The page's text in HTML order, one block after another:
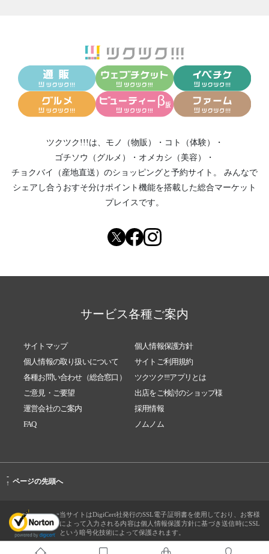
ツクツク!!!は、 モノ（物販） ・ コト（体験）
・
ゴチソウ（グルメ）
・ オメカシ（美容）
・
チョクバイ（産地直送） のショッピングと予約サイト。
みんなで
シェアし合う おすそ分けポイント機能を搭載した総合マーケット
プレイスです。
サービス各種ご案内
サイトマップ
個人情報保護方針
個人情報の取り扱いについて
サイトご利用規約
各種お問い合わせ（総合窓口）
ツクツク!!!アプリとは
ご意見・ご要望
出店をご検討のショップ様
運営会社のご案内
採用情報
FAQ
ノムノム
-
↑ ページの先頭へ
当サイトはDigiCert社発行のSSL電子証明書を使用しており、お客様
によって入力される内容は個人情報保護方針に基づき送信時にSSL
という暗号化技術によって保護されます。